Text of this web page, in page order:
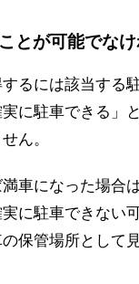
とが可能でな
るには該当する
に駐車できる」
ん。
車になった場合
に駐車できない
保管場所として